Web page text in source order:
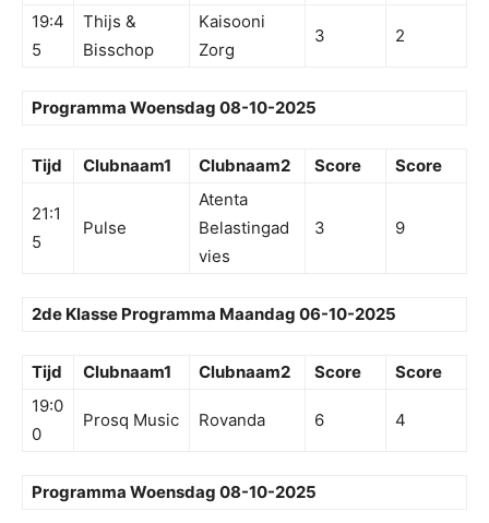
19:4
5
Thijs &
Bisschop
Kaisooni
Zorg
3 2
Programma Woensdag 08-10-2025
Tijd Clubnaam1 Clubnaam2 Score Score
21:1
5
Pulse
Atenta
Belastingad
vies
3 9
2de Klasse Programma Maandag 06-10-2025
Tijd Clubnaam1 Clubnaam2 Score
Score
19:0
0
Prosq Music Rovanda 6 4
Programma Woensdag 08-10-2025